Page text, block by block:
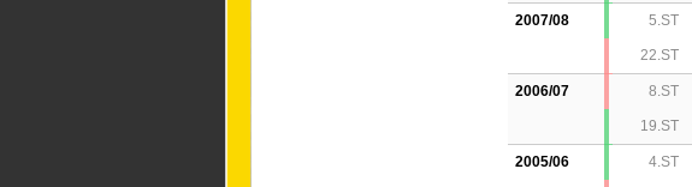
2007/08 5.ST
22.ST
2006/07 8.ST
19.ST
2005/06 4.ST